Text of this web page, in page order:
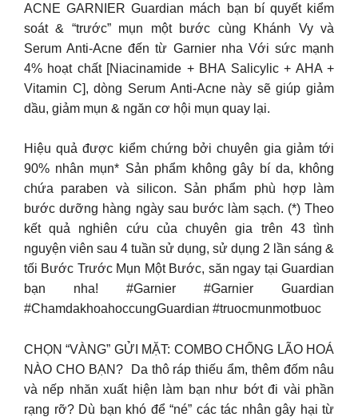
ACNE GARNIER Guardian mách bạn bí quyết kiểm
soát & “trước” mụn một bước cùng Khánh Vy và
Serum Anti-Acne đến từ Garnier nha Với sức mạnh
4% hoạt chất [Niacinamide + BHA Salicylic + AHA +
Vitamin C], dòng Serum Anti-Acne này sẽ giúp giảm
dầu, giảm mụn & ngăn cơ hội mụn quay lại.
Hiệu quả được kiểm chứng bởi chuyên gia giảm tới
90% nhân mụn* Sản phẩm không gây bí da, không
chứa paraben và silicon. Sản phẩm phù hợp làm
bước dưỡng hàng ngày sau bước làm sạch. (*) Theo
kết quả nghiên cứu của chuyên gia trên 43 tình
nguyện viên sau 4 tuần sử dụng, sử dụng 2 lần sáng &
tối Bước Trước Mụn Một Bước, săn ngay tại Guardian
bạn nha! #Garnier #Garnier Guardian
#ChamdakhoahoccungGuardian #truocmunmotbuoc
CHỌN “VÀNG” GỬI MẶT: COMBO CHỐNG LÃO HOÁ
NÀO CHO BẠN? ​ Da thô ráp thiếu ẩm, thêm đốm nâu
và nếp nhăn xuất hiện làm bạn như bớt đi vài phần
rạng rỡ?​ Dù bạn khó để “né” các tác nhân gây hại từ